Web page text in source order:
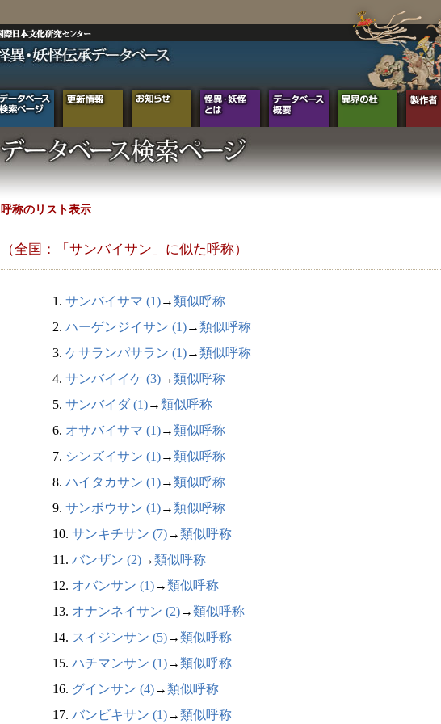
呼称のリスト表示
（全国：「サンバイサン」に似た呼称）
1. サンバイサマ (1)→類似呼称
2. ハーゲンジイサン (1)→類似呼称
3. ケサランパサラン (1)→類似呼称
4. サンバイイケ (3)→類似呼称
5. サンバイダ (1)→類似呼称
6. オサバイサマ (1)→類似呼称
7. シンズイサン (1)→類似呼称
8. ハイタカサン (1)→類似呼称
9. サンボウサン (1)→類似呼称
10. サンキチサン (7)→類似呼称
11. バンザン (2)→類似呼称
12. オバンサン (1)→類似呼称
13. オナンネイサン (2)→類似呼称
14. スイジンサン (5)→類似呼称
15. ハチマンサン (1)→類似呼称
16. グインサン (4)→類似呼称
17. バンビキサン (1)→類似呼称